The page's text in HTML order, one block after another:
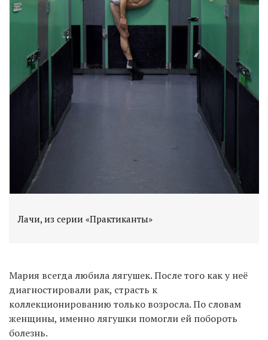
Лачи, из серии «Практиканты»
Мария всегда любила лягушек. После того как у неё
диагностировали рак, страсть к
коллекционированию только возросла. По словам
женщины, именно лягушки помогли ей побороть
болезнь.